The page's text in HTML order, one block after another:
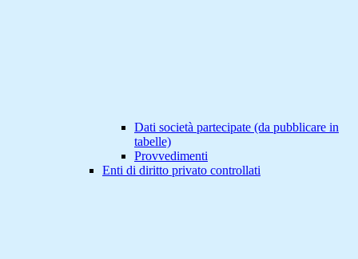
Dati società partecipate (da pubblicare in
tabelle)
Provvedimenti
Enti di diritto privato controllati